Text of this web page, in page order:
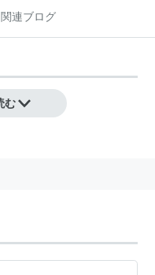
関連ブログ
む